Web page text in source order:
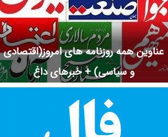
عناوین همه روزنامه های امروز(اقتصادی
و سیاسی) + خبرهای داغ